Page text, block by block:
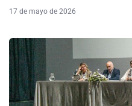
17 de mayo de 2026